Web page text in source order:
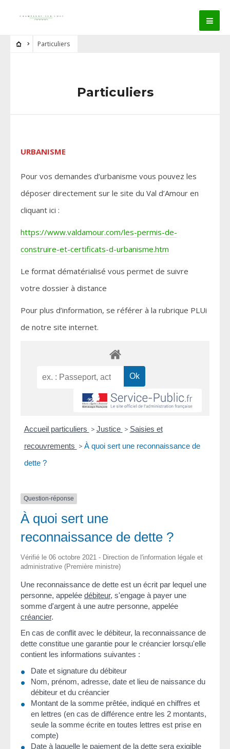
Particuliers
Particuliers
URBANISME
Pour vos demandes d’urbanisme vous pouvez les
déposer directement sur le site du Val d’Amour en
cliquant ici :
https://www.valdamour.com/les-permis-de-
construire-et-certificats-d-urbanisme.htm
Le format dématérialisé vous permet de suivre
votre dossier à distance
Pour plus d’information, se référer à la rubrique PLUi
de notre site internet.
Accueil particuliers > Justice > Saisies et
recouvrements > À quoi sert une reconnaissance de
dette ?
Question-réponse
À quoi sert une
reconnaissance de dette ?
Vérifié le 06 octobre 2021 - Direction de l'information légale et
administrative (Première ministre)
Une reconnaissance de dette est un écrit par lequel une
personne, appelée débiteur, s'engage à payer une
somme d'argent à une autre personne, appelée
créancier.
En cas de conflit avec le débiteur, la reconnaissance de
dette constitue une garantie pour le créancier lorsqu'elle
contient les informations suivantes :
Date et signature du débiteur
Nom, prénom, adresse, date et lieu de naissance du
débiteur et du créancier
Montant de la somme prêtée, indiqué en chiffres et
en lettres (en cas de différence entre les 2 montants,
seule la somme écrite en toutes lettres est prise en
compte)
Date à laquelle le paiement de la dette sera exigible